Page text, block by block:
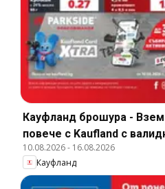
Кауфланд брошура -
повече с Kaufland с
10.08.2026- 16.08.2026
Кауфланд